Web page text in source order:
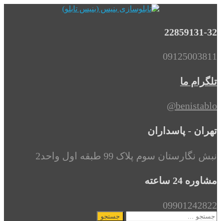
22859131-32
09125003811
تلگرام ما
benistablo@
تهران - پاسداران
نبش نگارستان سوم پلاک 99 طبقه اول واحد2
مشاوره 24 ساعته
09901242822
جستجو